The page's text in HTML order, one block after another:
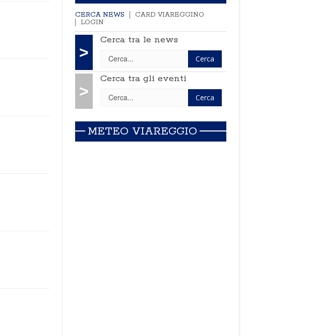
CERCA NEWS
CARD VIAREGGINO
LOGIN
>
Cerca tra le news
>
Cerca tra gli eventi
METEO VIAREGGIO